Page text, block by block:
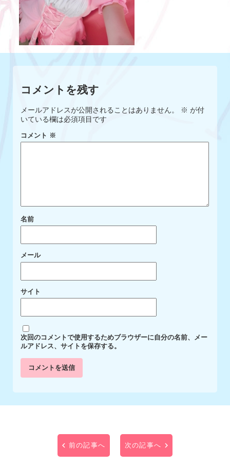
コメントを残す
メールアドレスが公開されることはありません。 ※ が付
いている欄は必須項目です
コメント ※
名前
メール
サイト
次回のコメントで使用するためブラウザーに自分の名前、メー
ルアドレス、サイトを保存する。
前の記事へ 次の記事へ